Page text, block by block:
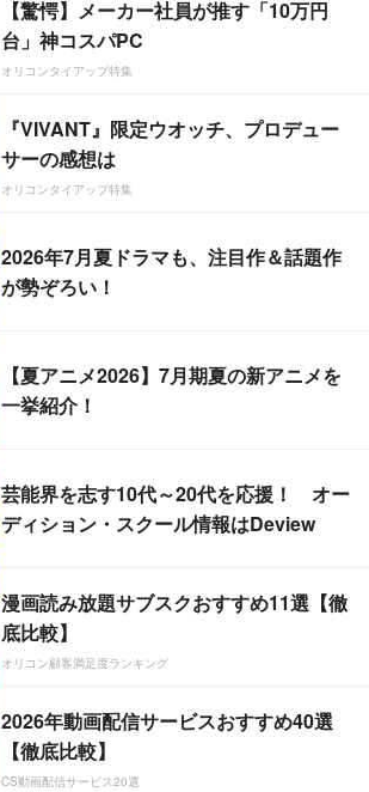
【驚愕】メーカー社員が推す「10万円
台」神コスパPC
オリコンタイアップ特集
『VIVANT』限定ウオッチ、プロデュー
サーの感想は
オリコンタイアップ特集
2026年7月夏ドラマも、注目作＆話題作
が勢ぞろい！
【夏アニメ2026】7月期夏の新アニメを
一挙紹介！
芸能界を志す10代～20代を応援！ オー
ディション・スクール情報はDeview
漫画読み放題サブスクおすすめ11選【徹
底比較】
オリコン顧客満足度ランキング
2026年動画配信サービスおすすめ40選
【徹底比較】
CS動画配信サービス20選